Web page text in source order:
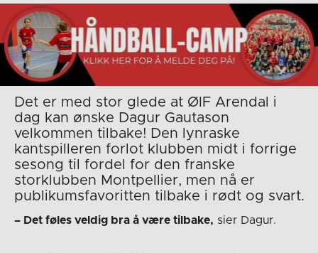
Det er med stor glede at ØIF Arendal i
dag kan ønske Dagur Gautason
velkommen tilbake! Den lynraske
kantspilleren forlot klubben midt i forrige
sesong til fordel for den franske
storklubben Montpellier, men nå er
publikumsfavoritten tilbake i rødt og svart.
– Det føles veldig bra å være tilbake, sier Dagur.